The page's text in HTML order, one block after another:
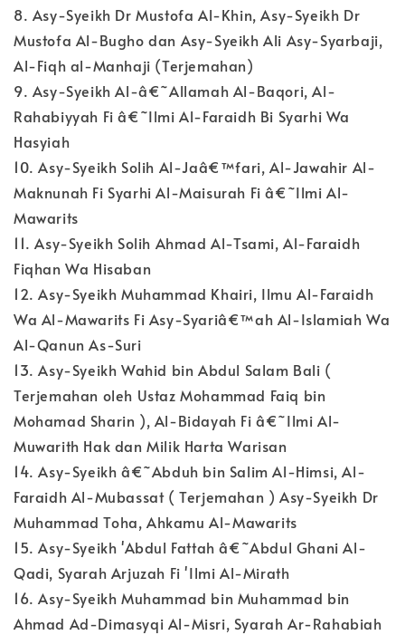
8. Asy-Syeikh Dr Mustofa Al-Khin, Asy-Syeikh Dr
Mustofa Al-Bugho dan Asy-Syeikh Ali Asy-Syarbaji,
Al-Fiqh al-Manhaji (Terjemahan)
9. Asy-Syeikh Al-â€˜Allamah Al-Baqori, Al-
Rahabiyyah Fi â€˜Ilmi Al-Faraidh Bi Syarhi Wa
Hasyiah
10. Asy-Syeikh Solih Al-Jaâ€™fari, Al-Jawahir Al-
Maknunah Fi Syarhi Al-Maisurah Fi â€˜Ilmi Al-
Mawarits
11. Asy-Syeikh Solih Ahmad Al-Tsami, Al-Faraidh
Fiqhan Wa Hisaban
12. Asy-Syeikh Muhammad Khairi, Ilmu Al-Faraidh
Wa Al-Mawarits Fi Asy-Syariâ€™ah Al-Islamiah Wa
Al-Qanun As-Suri
13. Asy-Syeikh Wahid bin Abdul Salam Bali (
Terjemahan oleh Ustaz Mohammad Faiq bin
Mohamad Sharin ), Al-Bidayah Fi â€˜Ilmi Al-
Muwarith Hak dan Milik Harta Warisan
14. Asy-Syeikh â€˜Abduh bin Salim Al-Himsi, Al-
Faraidh Al-Mubassat ( Terjemahan ) Asy-Syeikh Dr
Muhammad Toha, Ahkamu Al-Mawarits
15. Asy-Syeikh 'Abdul Fattah â€˜Abdul Ghani Al-
Qadi, Syarah Arjuzah Fi 'Ilmi Al-Mirath
16. Asy-Syeikh Muhammad bin Muhammad bin
Ahmad Ad-Dimasyqi Al-Misri, Syarah Ar-Rahabiah